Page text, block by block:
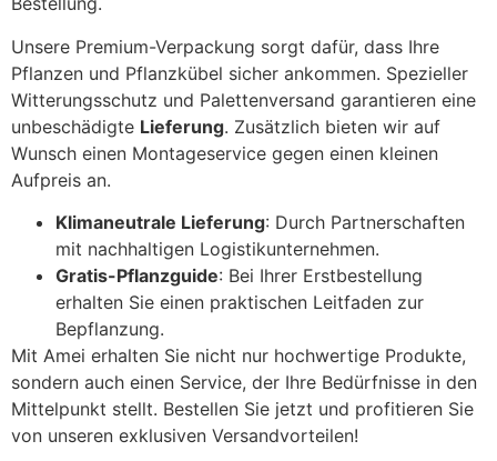
Unsere Premium-Verpackung sorgt dafür, dass Ihre
Pflanzen und Pflanzkübel sicher ankommen. Spezieller
Witterungsschutz und Palettenversand garantieren eine
unbeschädigte Lieferung. Zusätzlich bieten wir auf
Wunsch einen Montageservice gegen einen kleinen
Aufpreis an.
Klimaneutrale Lieferung: Durch Partnerschaften
mit nachhaltigen Logistikunternehmen.
Gratis-Pflanzguide: Bei Ihrer Erstbestellung
erhalten Sie einen praktischen Leitfaden zur
Bepflanzung.
Mit Amei erhalten Sie nicht nur hochwertige Produkte,
sondern auch einen Service, der Ihre Bedürfnisse in den
Mittelpunkt stellt. Bestellen Sie jetzt und profitieren Sie
von unseren exklusiven Versandvorteilen!